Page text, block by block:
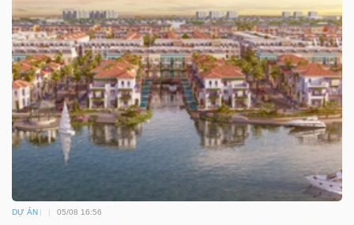
DỰ ÁN 05/08 16:56